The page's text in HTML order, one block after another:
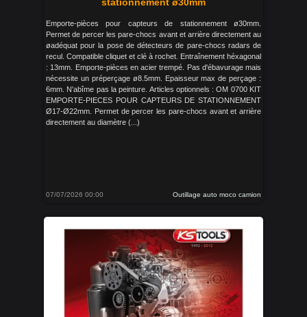
Emporte-pièces pour capteurs de stationnement ø30mm.
Permet de percer les pare-chocs avant et arrière directement au
øadéquat pour la pose de détecteurs de pare-chocs radars de
recul. Compatible cliquet et clé à rochet. Entraînement héxagonal
: 13mm. Emporte-pièces en acier trempé. Pas d'ébavurage mais
nécessite un préperçage ø8.5mm. Epaisseur max de perçage :
6mm. N'abîme pas la peinture. Articles optionnels : OM 0700 KIT
EMPORTE-PIECES POUR CAPTEURS DE STATIONNEMENT
Ø17-Ø22mm. Permet de percer les pare-chocs avant et arrière
directement au diamètre (...)
07/07/2026 00:00 Outillage auto moco camion